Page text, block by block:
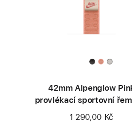
42mm Alpenglow
provlékací sportovní
Nike
1 290,00 Kč